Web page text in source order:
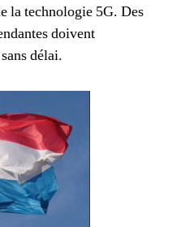
la technologie 5G. Des
doivent
délai.